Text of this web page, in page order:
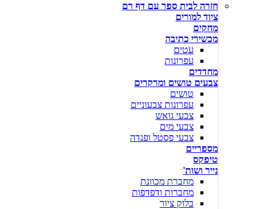
חזרה לבית ספר עם דף רם
ציוד למורים
מחקים
מכשירי כתיבה
עטים
עפרונות
מחדדים
צבעים טושים ומרקרים
טושים
עפרונות צבעוניים
צבעי גואש
צבעי מים
צבעי פסטל ופנדה
מספריים
טיפקס
נייר ושות'
מחברת מכוונת
מחברות ודפדפות
בלוק ציור